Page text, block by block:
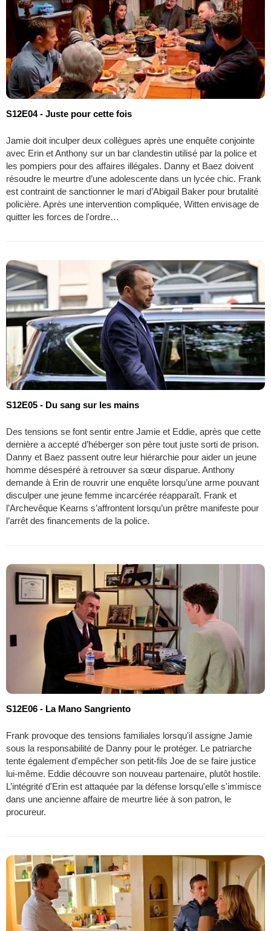
S12E04 - Juste pour cette fois
Jamie doit inculper deux collègues après une enquête conjointe
avec Erin et Anthony sur un bar clandestin utilisé par la police et
les pompiers pour des affaires illégales. Danny et Baez doivent
résoudre le meurtre d’une adolescente dans un lycée chic. Frank
est contraint de sanctionner le mari d’Abigail Baker pour brutalité
policière. Après une intervention compliquée, Witten envisage de
quitter les forces de l'ordre…
S12E05 - Du sang sur les mains
Des tensions se font sentir entre Jamie et Eddie, après que cette
dernière a accepté d’héberger son père tout juste sorti de prison.
Danny et Baez passent outre leur hiérarchie pour aider un jeune
homme désespéré à retrouver sa sœur disparue. Anthony
demande à Erin de rouvrir une enquête lorsqu’une arme pouvant
disculper une jeune femme incarcérée réapparaît. Frank et
l’Archevêque Kearns s’affrontent lorsqu’un prêtre manifeste pour
l’arrêt des financements de la police.
S12E06 - La Mano Sangriento
Frank provoque des tensions familiales lorsqu'il assigne Jamie
sous la responsabilité de Danny pour le protéger. Le patriarche
tente également d'empêcher son petit-fils Joe de se faire justice
lui-même. Eddie découvre son nouveau partenaire, plutôt hostile.
L’intégrité d'Erin est attaquée par la défense lorsqu'elle s'immisce
dans une ancienne affaire de meurtre liée à son patron, le
procureur.